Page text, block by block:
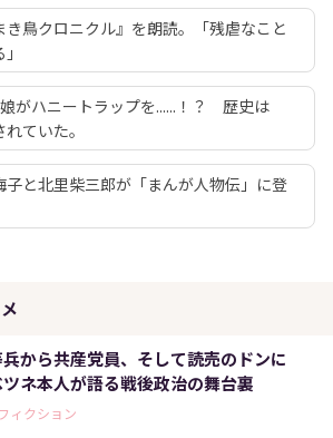
鳥クロニクル』を朗読。「残虐なこと
がハニートラップを......！？ 歴史は
ていた。
と北里柴三郎が「まんが人物伝」に登
から共産党員、そして読売のドンに
ネ本人が語る戦後政治の舞台裏
ィクション